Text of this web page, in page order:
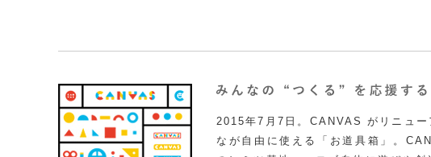
2015年7月7日。CANVAS がリニュー
なが自由に使える「お道具箱」。